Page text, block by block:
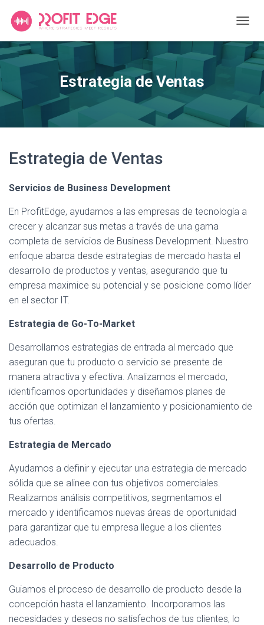
A
B
M
O
E
C
Estrategia de Ventas
Estrategia de Ventas
Servicios de Business Development
En ProfitEdge, ayudamos a las empresas de tecnología a
crecer y alcanzar sus metas a través de una gama
completa de servicios de Business Development. Nuestro
enfoque abarca desde estrategias de mercado hasta el
desarrollo de productos y ventas, asegurando que tu
empresa maximice su potencial y se posicione como líder
en el sector IT.
Estrategia de Go-To-Market
Desarrollamos estrategias de entrada al mercado que
aseguran que tu producto o servicio se presente de
manera atractiva y efectiva. Analizamos el mercado,
identificamos oportunidades y diseñamos planes de
acción que optimizan el lanzamiento y posicionamiento de
tus ofertas.
Estrategia de Mercado
Ayudamos a definir y ejecutar una estrategia de mercado
sólida que se alinee con tus objetivos comerciales.
Realizamos análisis competitivos, segmentamos el
mercado y identificamos nuevas áreas de oportunidad
para garantizar que tu empresa llegue a los clientes
adecuados.
Desarrollo de Producto
Guiamos el proceso de desarrollo de producto desde la
concepción hasta el lanzamiento. Incorporamos las
necesidades y deseos no satisfechos de tus clientes, lo